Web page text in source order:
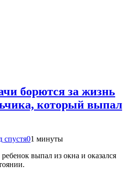
борются за жизнь
который выпал
спустя01 минуты
выпал из окна и оказался